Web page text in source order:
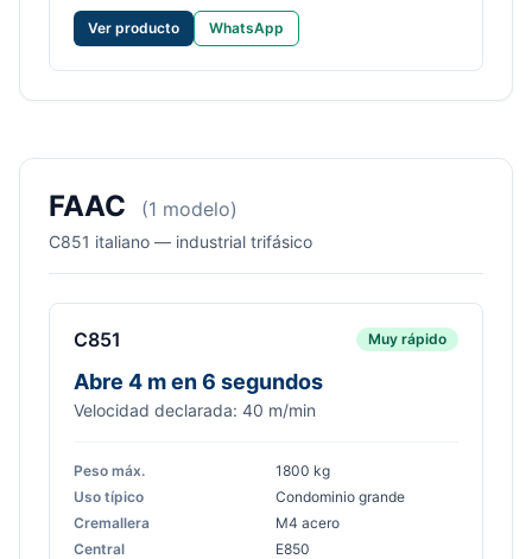
Ver producto WhatsApp
FAAC (1 modelo)
C851 italiano — industrial trifásico
C851 Muy rápido
Abre 4 m en 6 segundos
Velocidad declarada: 40 m/min
Peso máx.
1800 kg
Uso típico
Condominio grande
Cremallera
M4 acero
Central
E850